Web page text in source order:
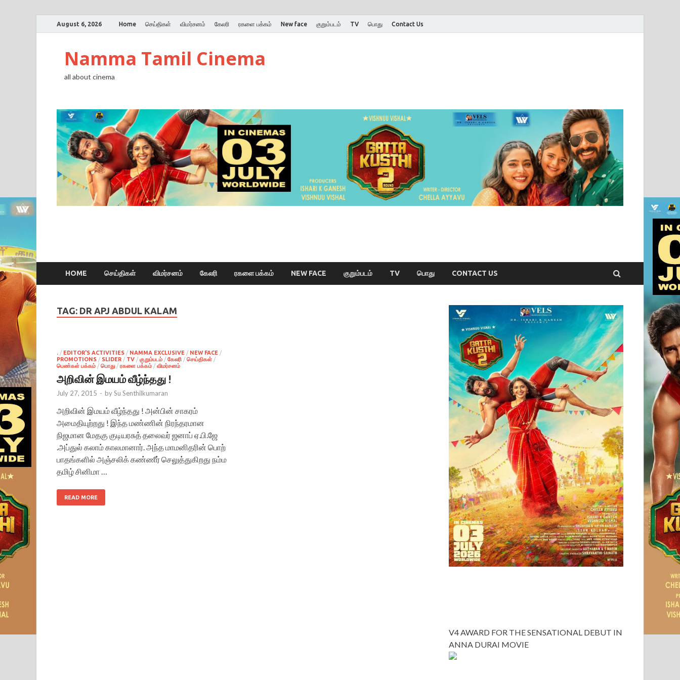
August 6, 2026 Home செய்திகள் விமர்சனம் கேலரி ரகளை பக்கம் New face குறும்படம் TV பொது Contact Us
Namma Tamil Cinema
all about cinema
HOME செய்திகள் விமர்சனம் கேலரி ரகளை பக்கம் NEW FACE குறும்படம் TV பொது CONTACT US
TAG: DR APJ ABDUL KALAM
. / EDITOR'S ACTIVITIES / NAMMA EXCLUSIVE / NEW FACE /
PROMOTIONS / SLIDER / TV / குறும்படம் / கேலரி / செய்திகள் /
பெண்கள் பக்கம் / பொது / ரகளை பக்கம் / விமர்சனம்
அறிவின் இமயம் வீழ்ந்தது !
July 27, 2015 - bySu Senthilkumaran
அறிவின் இமயம் வீழ்ந்தது ! அன்பின் சாகரம்
அமைதியுற்றது ! இந்த மண்ணின் நிரந்தரமான
நிஜமான மேதகு குடியரசுத் தலைவர் ஜனாப் ஏ.பி.ஜே
.அப்துல் கலாம் காலமானார். அந்த மாமனிதரின் பொற்
பாதங்களில் அஞ்சலிக் கண்ணீர் செலுத்துகிறது நம்ம
தமிழ் சினிமா …
READ MORE
V4 AWARD FOR THE SENSATIONAL DEBUT IN
ANNA DURAI MOVIE